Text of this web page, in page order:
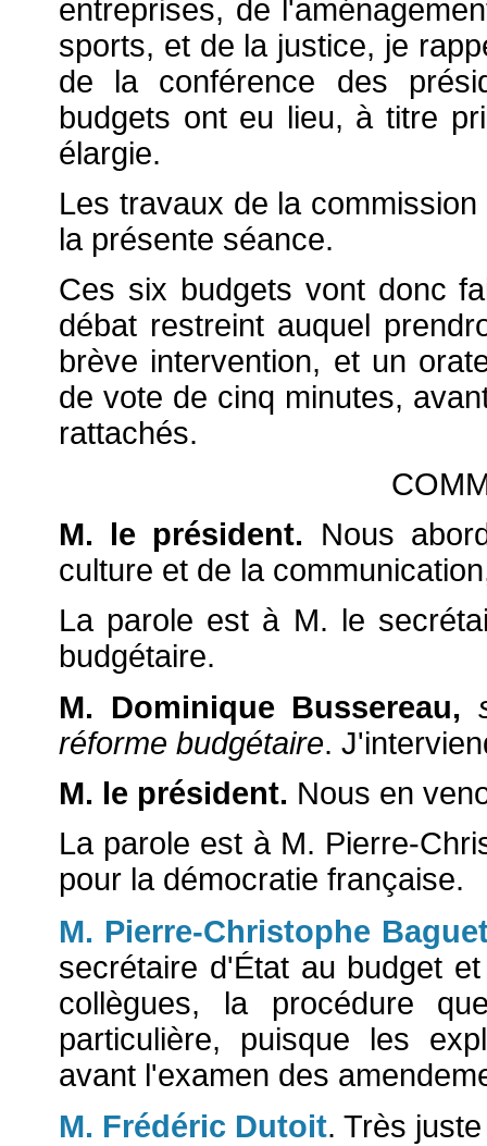
entreprises, de
sports, et de la justice, je
de la conférence des
budgets ont eu lieu, à titre
élargie.
Les travaux de la
la présente séance.
Ces six budgets vont donc
débat restreint auquel
brève intervention, et un
de vote de cinq minutes,
rattachés.
M. le président. Nous
culture et de la
La parole est à M. le
budgétaire.
M. Dominique Bussereau,
réforme budgétaire.
M. le président. Nous en
La parole est à M. Pierre-
pour la démocratie française.
M. Pierre-Christophe
secrétaire d'État au budget
collègues, la procédure
particulière, puisque les
avant l'examen des
M. Frédéric Dutoit. Très